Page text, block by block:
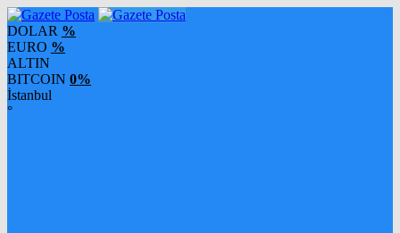
DOLAR %
EURO %
ALTIN
BITCOIN 0%
İstanbul
°